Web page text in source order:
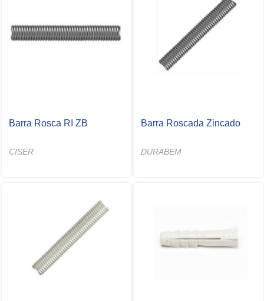
Barra Rosca RI ZB
CISER
Barra Roscada Zincado
DURABEM